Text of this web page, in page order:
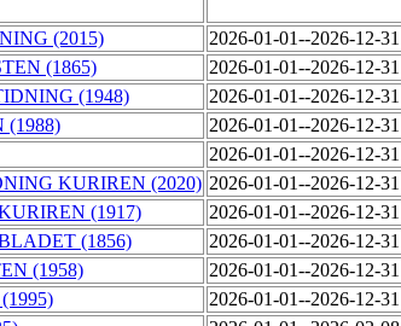
(2015) 2026-01-01--2026-12-31
(1865) 2026-01-01--2026-12-31
(1948) 2026-01-01--2026-12-31
(1988) 2026-01-01--2026-12-31
2026-01-01--2026-12-31
KURIREN (2020) 2026-01-01--2026-12-31
(1917) 2026-01-01--2026-12-31
(1856) 2026-01-01--2026-12-31
(1958) 2026-01-01--2026-12-31
2026-01-01--2026-12-31